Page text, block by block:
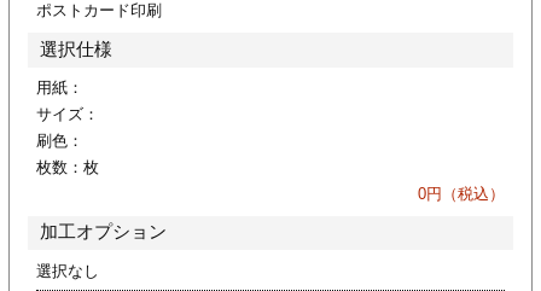
ー印刷
ポストカード印刷
選択仕様
用紙：
サイズ：
刷色：
枚数： 枚
0円（税込）
加工オプション
選択なし